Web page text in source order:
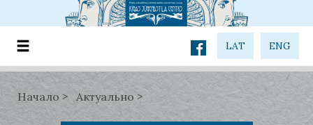
LAT ENG
Начало Актуально